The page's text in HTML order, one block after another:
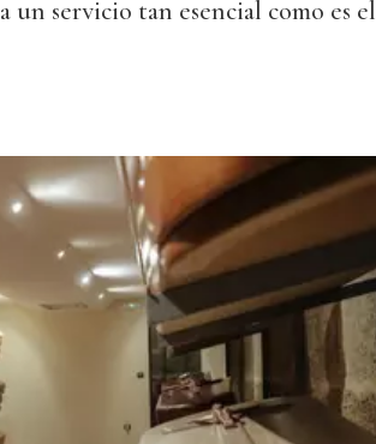
a un servicio tan esencial como es el